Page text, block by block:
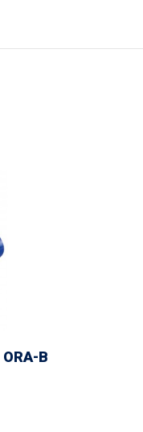
B